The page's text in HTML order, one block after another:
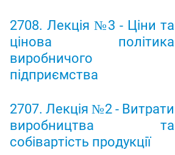
2708. Лекція №3 - Ціни та
цінова політика
виробничого
підприємства
2707. Лекція №2 - Витрати
виробництва та
собівартість продукції